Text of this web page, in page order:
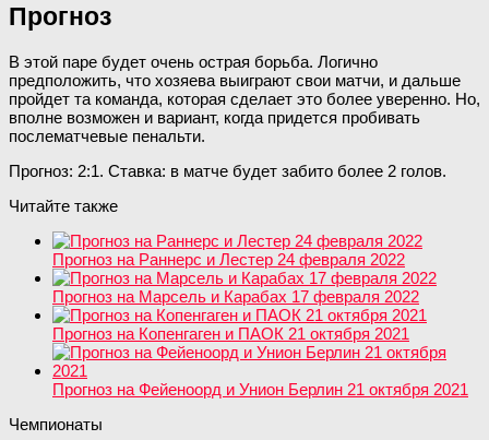
Прогноз
В этой паре будет очень острая борьба. Логично
предположить, что хозяева выиграют свои матчи, и дальше
пройдет та команда, которая сделает это более уверенно. Но,
вполне возможен и вариант, когда придется пробивать
послематчевые пенальти.
Прогноз: 2:1. Ставка: в матче будет забито более 2 голов.
Читайте также
Прогноз на Раннерс и Лестер 24 февраля 2022
Прогноз на Марсель и Карабах 17 февраля 2022
Прогноз на Копенгаген и ПАОК 21 октября 2021
Прогноз на Фейеноорд и Унион Берлин 21 октября 2021
Чемпионаты